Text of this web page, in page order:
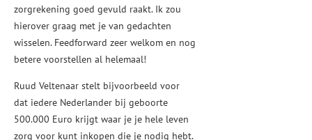
zorgrekening goed gevuld raakt. Ik zou
hierover graag met je van gedachten
wisselen. Feedforward zeer welkom en nog
betere voorstellen al helemaal!
Ruud Veltenaar stelt bijvoorbeeld voor
dat iedere Nederlander bij geboorte
500.000 Euro krijgt waar je je hele leven
zorg voor kunt inkopen die je nodig hebt.